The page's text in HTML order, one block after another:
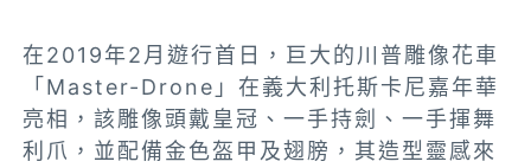
在2019年2月遊行首日，巨大的川普雕像花車
「Master-Drone」在義大利托斯卡尼嘉年華
亮相，該雕像頭戴皇冠、一手持劍、一手揮舞
利爪，並配備金色盔甲及翅膀，其造型靈感來